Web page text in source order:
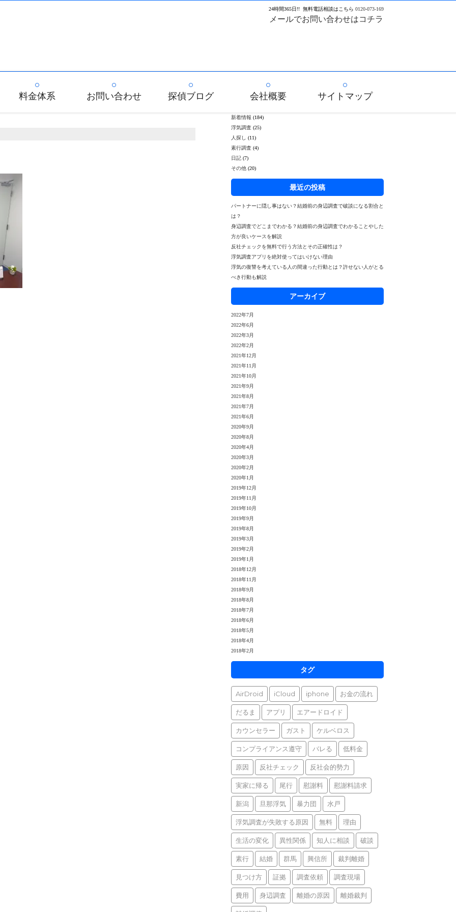
24時間365日!! 無料電話相談はこちら 0120-073-169
メールでお問い合わせはコチラ
料金体系 お問い合わせ 探偵ブログ 会社概要 サイトマップ
新着情報 (184)
浮気調査 (25)
人探し
(11)
素行調査 (4)
日記 (7)
その他 (20)
最近の投稿
パートナーに隠し事はない？結婚前の身辺調査で破談になる割合と
は？
身辺調査でどこまでわかる？結婚前の身辺調査でわかることやした
方が良いケースを解説
反社チェックを無料で行う方法とその正確性は？
浮気調査アプリを絶対使ってはいけない理由
浮気の復讐を考えている人の間違った行動とは？許せない人がとる
べき行動も解説
アーカイブ
2022年7月
2022年6月
2022年3月
2022年2月
2021年12月
2021年11月
2021年10月
2021年9月
2021年8月
2021年7月
2021年6月
2020年9月
2020年8月
2020年4月
2020年3月
2020年2月
2020年1月
2019年12月
2019年11月
2019年10月
2019年9月
2019年8月
2019年3月
2019年2月
2019年1月
2018年12月
2018年11月
2018年9月
2018年8月
2018年7月
2018年6月
2018年5月
2018年4月
2018年2月
タグ
AirDroid iCloud iphone お金の流れ
だるま アプリ エアードロイド
カウンセラー ガスト ケルベロス
コンプライアンス遵守 バレる 低料金
原因 反社チェック 反社会的勢力
実家に帰る 尾行 慰謝料 慰謝料請求
新潟 旦那浮気 暴力団 水戸
浮気調査が失敗する原因 無料 理由
生活の変化 異性関係 知人に相談 破談
素行 結婚 群馬 興信所 裁判離婚
見つけ方 証拠 調査依頼 調査現場
費用 身辺調査 離婚の原因 離婚裁判